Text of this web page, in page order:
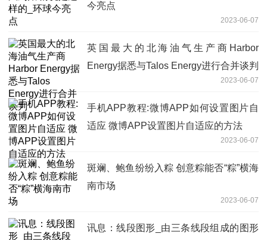
今亮点
2023-06-07
英国最大的北海油气生产商Harbor
Energy据悉与Talos Energy进行合并谈判
2023-06-07
手机APP教程:微博APP如何设置图片自
适应 微博APP设置图片自适应的方法
2023-06-07
斑斓、鲍鱼纷纷入粽 创意粽能否“粽”横海
南市场
2023-06-07
讯息：线段图形_由三条线段组成的图形